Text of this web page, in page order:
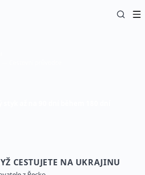
CESTUJETE NA UKRAJINU